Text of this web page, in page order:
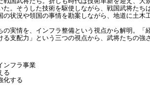
た。そうした技術を駆使しながら、戦国武将たち
の状況や領国の事情を勘案しながら、地道に土木
の実情を、インフラ整備という視点から解明。「
る支配力」という三つの視点から、武将たちの強
ンフラ事業
る
化する